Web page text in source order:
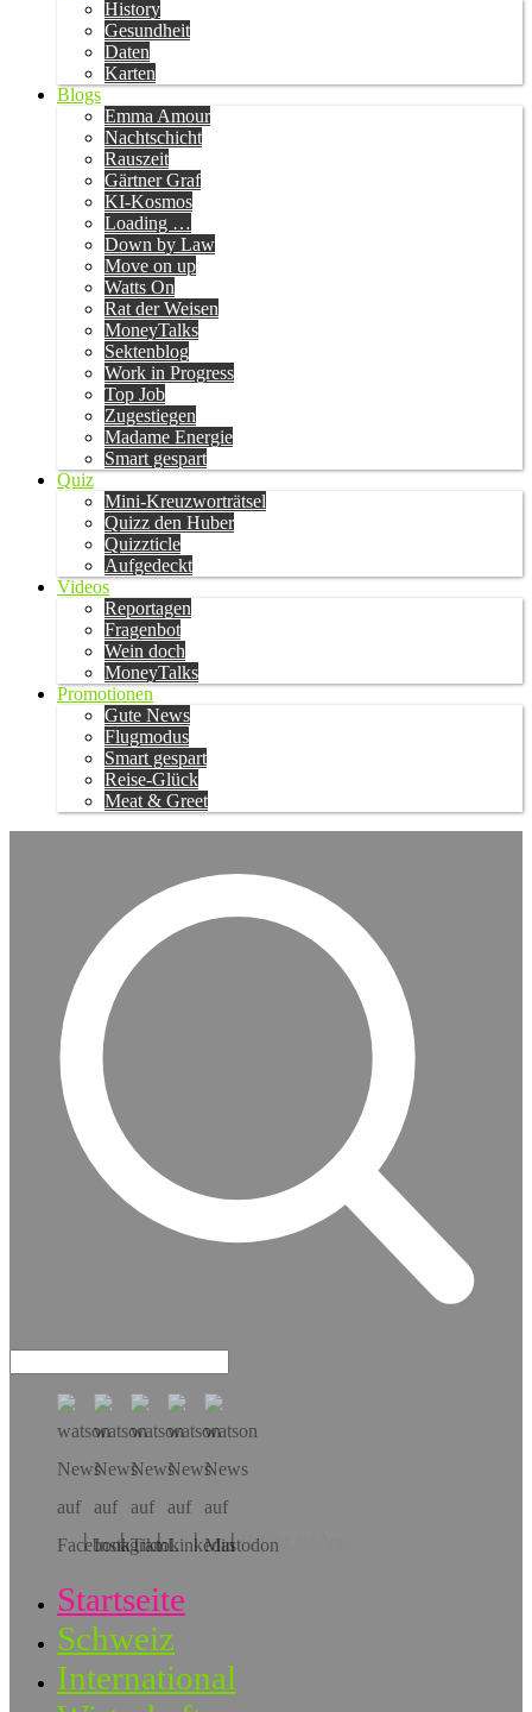
History
Gesundheit
Daten
Karten
Blogs
Emma Amour
Nachtschicht
Rauszeit
Gärtner Graf
KI-Kosmos
Loading …
Down by Law
Move on up
Watts On
Rat der Weisen
MoneyTalks
Sektenblog
Work in Progress
Top Job
Zugestiegen
Madame Energie
Smart gespart
Quiz
Mini-Kreuzworträtsel
Quizz den Huber
Quizzticle
Aufgedeckt
Videos
Reportagen
Fragenbot
Wein doch
MoneyTalks
Promotionen
Gute News
Flugmodus
Smart gespart
Reise-Glück
Meat & Greet
Hol dir die App!
Startseite
Schweiz
International